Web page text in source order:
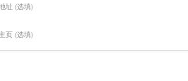
址 (选填)
页 (选填)